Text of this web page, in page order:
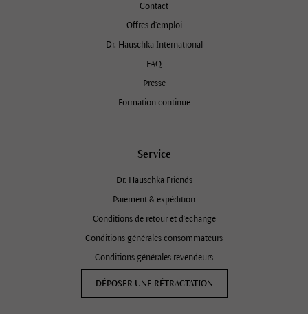
Contact
Offres d’emploi
Dr. Hauschka International
FAQ
Presse
Formation continue
Service
Dr. Hauschka Friends
Paiement & expédition
Conditions de retour et d'échange
Conditions générales consommateurs
Conditions générales revendeurs
DÉPOSER UNE RÉTRACTATION